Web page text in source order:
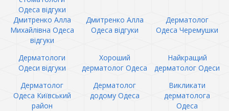
Одеса відгуки
Дмитренко Алла
Михайлівна Одеса
відгуки
Дмитренко Алла
Одеса відгуки
Дерматолог
Одеса Черемушки
Дерматологи
Одеси відгуки
Хороший
дерматолог Одеса
Найкращий
дерматолог Одеси
Дерматолог
Одеса Київський
район
Дерматолог
додому Одеса
Викликати
дерматолога
Одеса